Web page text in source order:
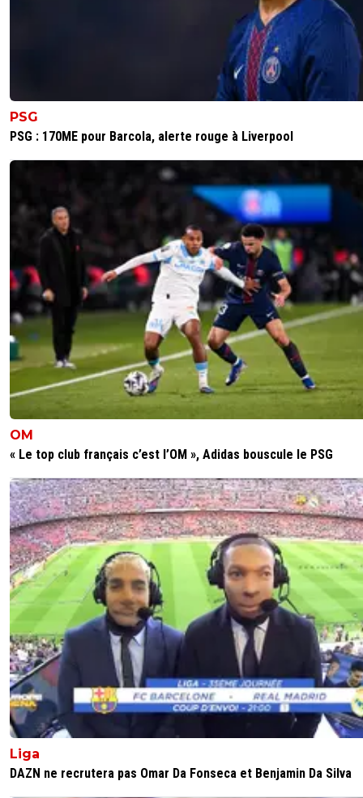
PSG
PSG : 170ME pour Barcola, alerte rouge à Liverpool
OM
« Le top club français c’est l’OM », Adidas bouscule le PSG
Liga
DAZN ne recrutera pas Omar Da Fonseca et Benjamin Da Silva